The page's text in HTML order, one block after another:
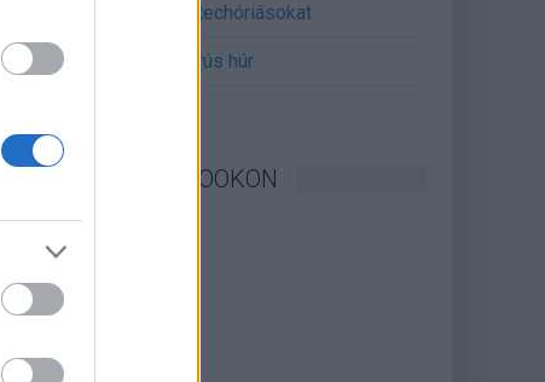
célkeresztbe vette a techóriásokat
feszül a hidegháborús húr
KÖVESSEN FACEBOOKON